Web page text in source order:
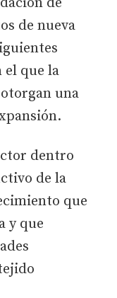
de nueva
el que la
una
dentro
de la
que
y que